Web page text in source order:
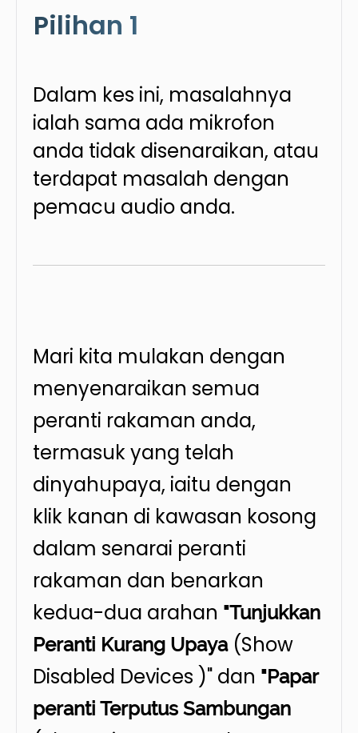
Pilihan 1
Dalam kes ini, masalahnya
ialah sama ada mikrofon
anda tidak disenaraikan, atau
terdapat masalah dengan
pemacu audio anda.
Mari kita mulakan dengan
menyenaraikan semua
peranti rakaman anda,
termasuk yang telah
dinyahupaya, iaitu dengan
klik kanan di kawasan kosong
dalam senarai peranti
rakaman dan benarkan
kedua-dua arahan "Tunjukkan
Peranti Kurang Upaya (Show
Disabled Devices )" dan "Papar
peranti Terputus Sambungan